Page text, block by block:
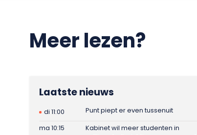
Meer lezen?
Laatste nieuws
di 11:00
Punt piept er even tussenuit
ma 10:15
Kabinet wil meer studenten in